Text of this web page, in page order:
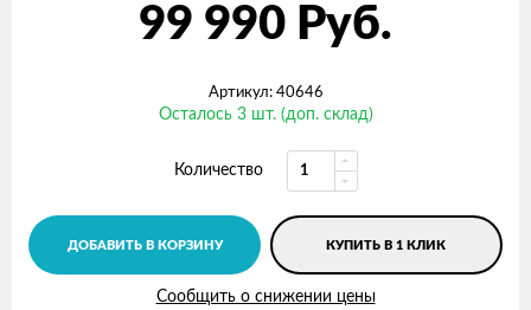
99 990 Руб.
Артикул: 40646
Осталось 3 шт. (доп. склад)
Количество
ДОБАВИТЬ В КОРЗИНУ КУПИТЬ В 1 КЛИК
Сообщить о снижении цены